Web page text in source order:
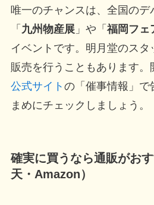
唯一のチャンスは、全国のデ
「 九州物産展」や「 福岡フェ
イベントです。明月堂のス
販売を行うこともあります。
公式サイト の「催事情報」で
まめにチェックしましょう。
確実に買うなら通販がお
天・Amazon）